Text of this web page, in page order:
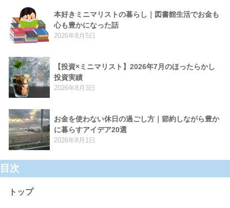
本好きミニマリストの暮らし｜図書館生活でお金も
心も豊かになった話
2026年8月5日
【投資×ミニマリスト】2026年7月のほったらかし
投資実績
2026年8月3日
お金を使わない休日の過ごし方｜節約しながら豊か
に暮らすアイデア20選
2026年8月1日
目次
トップ